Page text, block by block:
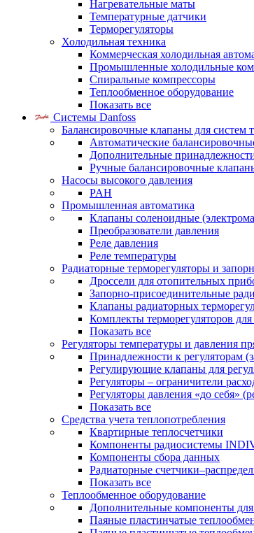
Нагревательные маты
Температурные датчики
Терморегуляторы
Холодильная техника
Коммерческая холодильная
Промышленные холодильные
Спиральные компрессоры
Теплообменное оборудование
Показать все
Системы Danfoss
Балансировочные клапаны для систем
Автоматические
Дополнительные
Ручные балансировочные
Насосы высокого давления
PAH
Промышленная автоматика
Клапаны соленоидные
Преобразователи давления
Реле давления
Реле температуры
Радиаторные терморегуляторы и
Дроссели для отопительных
Запорно-присоединительные
Клапаны радиаторных
Комплекты терморегуляторов
Показать все
Регуляторы температуры и давления
Принадлежности к регуляторам
Регулирующие клапаны для
Регуляторы – ограничители
Регуляторы давления «до себя»
Показать все
Средства учета теплопотребления
Квартирные теплосчетчики
Компоненты радиосистемы
Компоненты сбора данных
Радиаторные
Показать все
Теплообменное оборудование
Дополнительные компоненты
Паяные пластинчатые